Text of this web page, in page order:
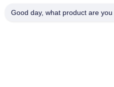
Good day, what product are